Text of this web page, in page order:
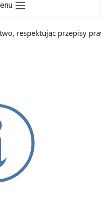
respektując przepisy